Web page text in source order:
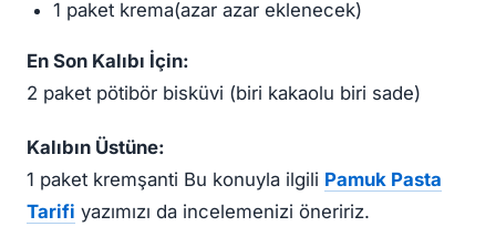
1 paket krema(azar azar eklenecek)
En Son Kalıbı İçin:
2 paket pötibör bisküvi (biri kakaolu biri sade)
Kalıbın Üstüne:
1 paket kremşanti Bu konuyla ilgili Pamuk Pasta
Tarifi yazımızı da incelemenizi öneririz.